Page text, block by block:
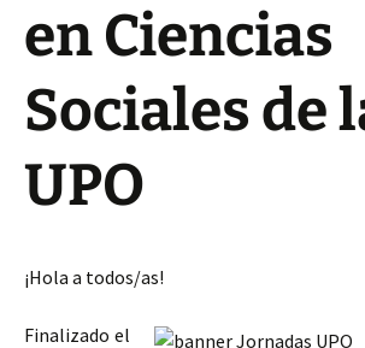
en Ciencias
Sociales de
UPO
¡Hola a todos/as!
Finalizado el